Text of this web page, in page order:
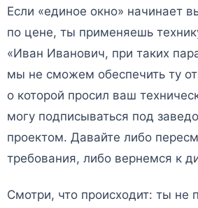
Если «единое окно» начинает
по цене, ты применяешь
«Иван Иванович, при таких
мы не сможем обеспечить ту
о которой просил ваш
могу подписываться под
проектом. Давайте либо
требования, либо вернемся к
Смотри, что происходит: ты не